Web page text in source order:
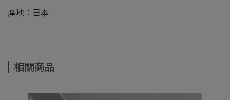
產地：日本
相關商品